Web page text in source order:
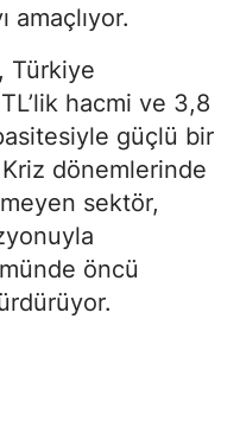
amaçlıyor.
Türkiye
hacmi ve 3,8
güçlü bir
dönemlerinde
sektör,
öncü